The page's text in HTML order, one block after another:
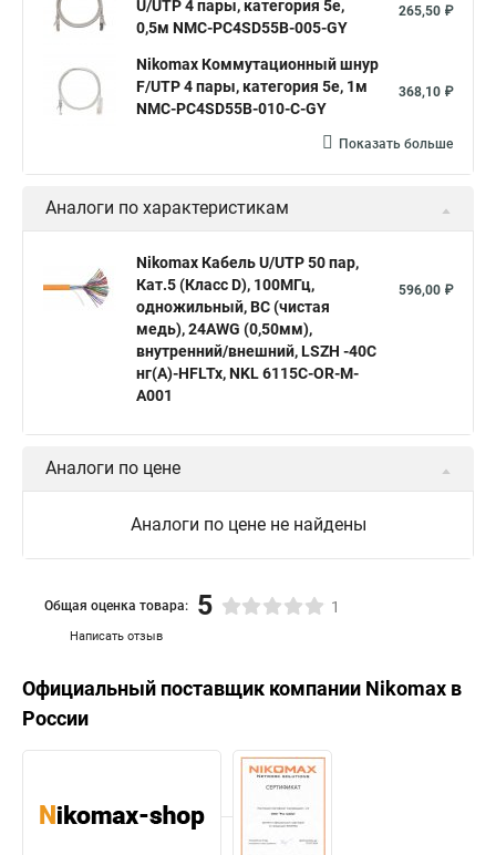
U/UTP 4 пары, категория 5е,
0,5м NMC-PC4SD55B-005-GY
265,50 ₽
Nikomax Коммутационный шнур
F/UTP 4 пары, категория 5е, 1м
NMC-PC4SD55B-010-C-GY
368,10 ₽
Показать больше
Аналоги по характеристикам
Nikomax Кабель U/UTP 50 пар,
Кат.5 (Класс D), 100МГц,
одножильный, BC (чистая
медь), 24AWG (0,50мм),
внутренний/внешний, LSZH -40C
нг(А)-HFLTx, NKL 6115C-OR-M-
A001
596,00 ₽
Аналоги по цене
Аналоги по цене не найдены
Написать отзыв
Общая оценка товара: 5 1
Официальный поставщик компании Nikomax в
России